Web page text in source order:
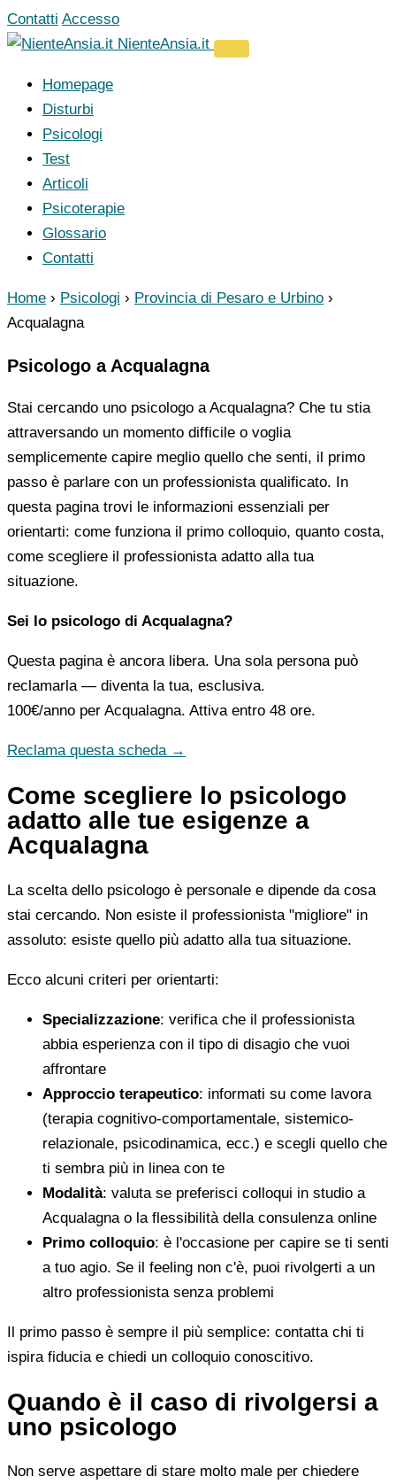
Vai
al
Contatti Accesso
NienteAnsia.it
Homepage
Disturbi
Psicologi
Test
Articoli
Psicoterapie
Glossario
Contatti
Home › Psicologi › Provincia di Pesaro e Urbino ›
Acqualagna
Psicologo a Acqualagna
Stai cercando uno psicologo a Acqualagna? Che tu stia
attraversando un momento difficile o voglia
semplicemente capire meglio quello che senti, il primo
passo è parlare con un professionista qualificato. In
questa pagina trovi le informazioni essenziali per
orientarti: come funziona il primo colloquio, quanto costa,
come scegliere il professionista adatto alla tua
situazione.
Sei lo psicologo di Acqualagna?
Questa pagina è ancora libera. Una sola persona può
reclamarla — diventa la tua, esclusiva.
100€/anno per Acqualagna. Attiva entro 48 ore.
Reclama questa scheda →
Come scegliere lo psicologo
adatto alle tue esigenze a
Acqualagna
La scelta dello psicologo è personale e dipende da cosa
stai cercando. Non esiste il professionista "migliore" in
assoluto: esiste quello più adatto alla tua situazione.
Ecco alcuni criteri per orientarti:
Specializzazione: verifica che il professionista
abbia esperienza con il tipo di disagio che vuoi
affrontare
Approccio terapeutico: informati su come lavora
(terapia cognitivo-comportamentale, sistemico-
relazionale, psicodinamica, ecc.) e scegli quello che
ti sembra più in linea con te
Modalità: valuta se preferisci colloqui in studio a
Acqualagna o la flessibilità della consulenza online
Primo colloquio: è l'occasione per capire se ti senti
a tuo agio. Se il feeling non c'è, puoi rivolgerti a un
altro professionista senza problemi
Il primo passo è sempre il più semplice: contatta chi ti
ispira fiducia e chiedi un colloquio conoscitivo.
Quando è il caso di rivolgersi a
uno psicologo
Non serve aspettare di stare molto male per chiedere